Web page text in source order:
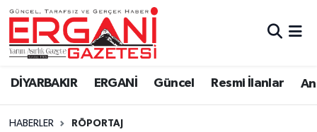
DİYARBAKIR ERGANİ Güncel Resmi İlanlar
HABERLER RÖPORTAJ
DİYARBAKIR
BİSMİL
BAĞLAR
ERGANİ
Güncel
Ergani Nöbetçi Eczaneler
Ergani Hava Durumu
Ergani Trafik Yoğunluk Haritası